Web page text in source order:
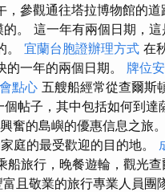
，參觀通往塔拉博物館的
。 這一年有兩個日期，這
。 宜蘭台胞證辦理方式 在
的一年的兩個日期。 牌位
點心 五艘船經常從查爾斯
帖子，其中包括如何到達
奮的島嶼的優惠信息之旅
庭的最受歡迎的目的地。
旅行，晚餐遊輪，觀光查
且敬業的旅行專業人員團